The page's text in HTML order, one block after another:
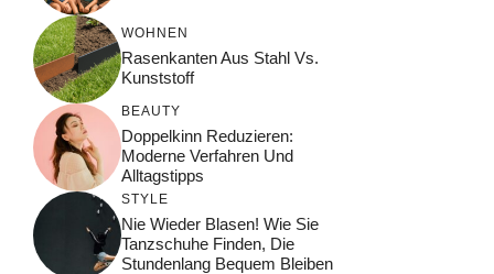
WOHNEN
Rasenkanten Aus Stahl Vs.
Kunststoff
BEAUTY
Doppelkinn Reduzieren:
Moderne Verfahren Und
Alltagstipps
STYLE
Nie Wieder Blasen! Wie Sie
Tanzschuhe Finden, Die
Stundenlang Bequem Bleiben